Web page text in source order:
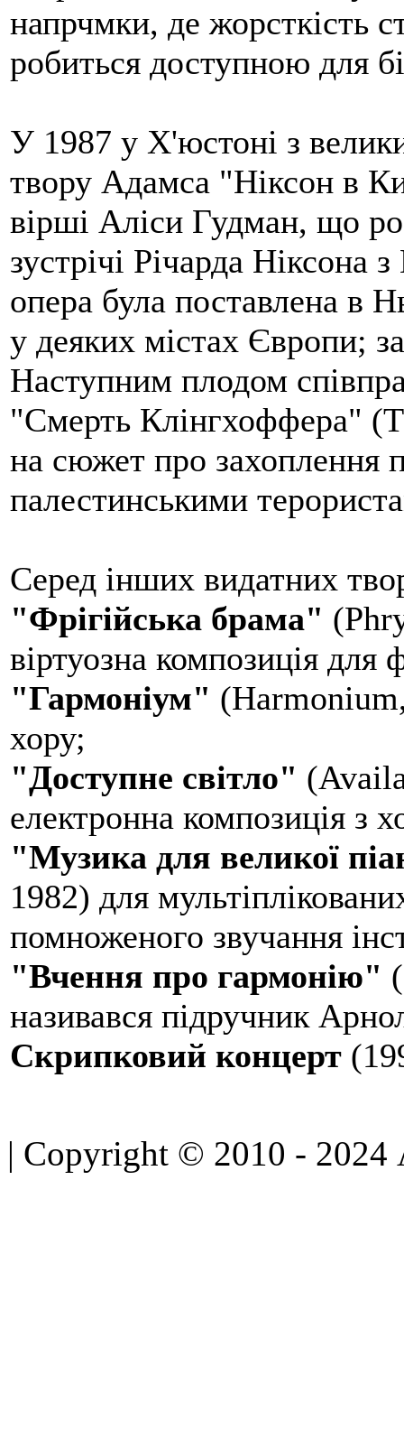
напрчмки, де жорсткість
робиться доступною для
У 1987 у Х'юстоні з
твору Адамса "Ніксон в
вірші Аліси Гудман, що
зустрічі Річарда
опера була поставлена в
у деяких містах Європи;
Наступним плодом
"Смерть Клінгхоффера"
на сюжет про захоплення
палестинськими
Серед інших видатних
"Фрігійська брама"
віртуозна композиція для
"Гармоніум"
хору;
"Доступне світло"
електронна композиція з
"Музика для великої
1982) для
помноженого звучання
"Вчення про гармонію"
називався підручник
Скрипковий концерт
| Copyright © 2010 - 2024